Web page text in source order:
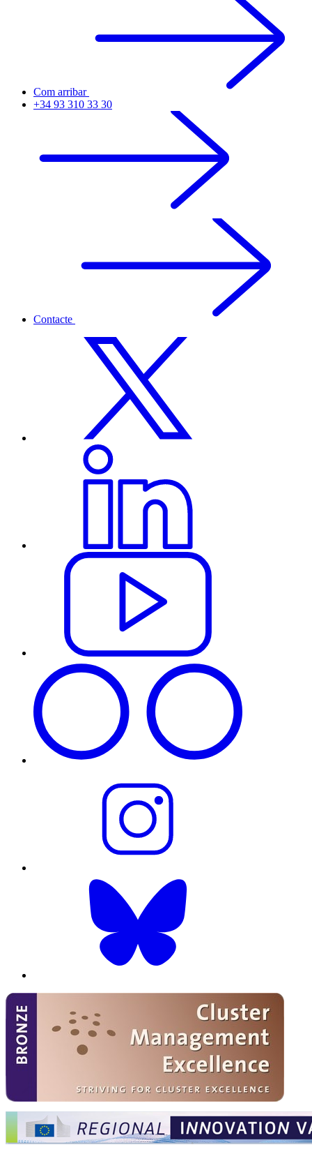
Com arribar
+34 93 310 33 30
Contacte